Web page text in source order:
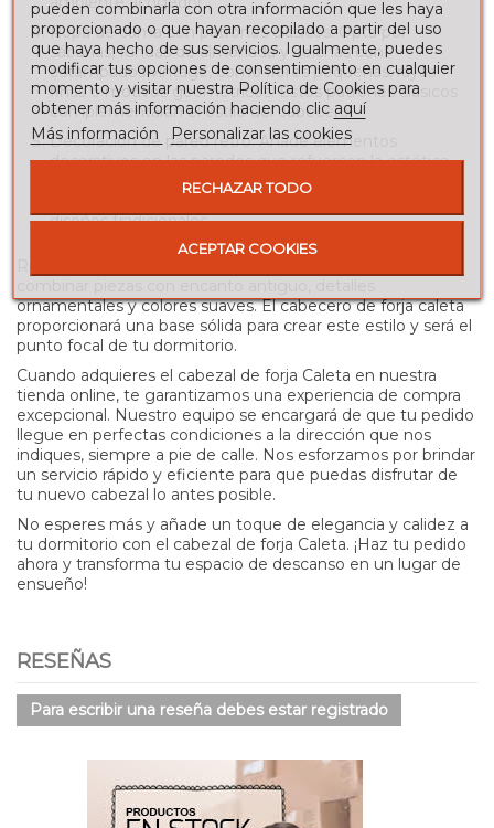
Ropa de cama con patrones clásicos: Opta por
sábanas, fundas de almohada y colchas con
estampados vintage, como flores pequeñas, rayas
finas o motivos geométricos. Estos patrones clásicos
complementarán el estilo del cabecero.
Decoración de pared retro: Añade elementos
decorativos en las paredes que refuercen la estética
vintage, como espejos con marcos ornamentados,
diseños tradicionales.
ornamentales y colores suaves. El cabecero de forja caleta
proporcionará una base sólida para crear este estilo y será el
punto focal de tu dormitorio.
Cuando adquieres el cabezal de forja Caleta en nuestra
tienda online, te garantizamos una experiencia de compra
excepcional. Nuestro equipo se encargará de que tu pedido
llegue en perfectas condiciones a la dirección que nos
indiques, siempre a pie de calle. Nos esforzamos por brindar
un servicio rápido y eficiente para que puedas disfrutar de
tu nuevo cabezal lo antes posible.
No esperes más y añade un toque de elegancia y calidez a
tu dormitorio con el cabezal de forja Caleta. ¡Haz tu pedido
ahora y transforma tu espacio de descanso en un lugar de
ensueño!
RESEÑAS
Para escribir una reseña debes estar registrado
pueden combinarla con otra información que les haya
proporcionado o que hayan recopilado a partir del uso
que haya hecho de sus servicios. Igualmente, puedes
modificar tus opciones de consentimiento en cualquier
momento y visitar nuestra Política de Cookies para
obtener más información haciendo clic aquí
Más información
Personalizar las cookies
RECHAZAR TODO
ACEPTAR COOKIES